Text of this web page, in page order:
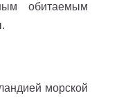
обитаемым
морской